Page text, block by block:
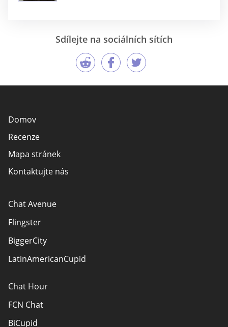
Sdílejte na sociálních sítích
Domov
Recenze
Mapa stránek
Kontaktujte nás
Chat Avenue
Flingster
BiggerCity
LatinAmericanCupid
Chat Hour
FCN Chat
BiCupid